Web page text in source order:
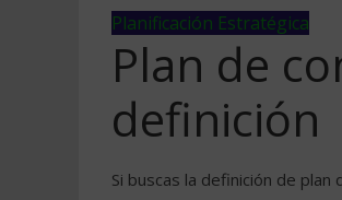
Planificación Estratégica
Plan de
definición
Si buscas la definición de